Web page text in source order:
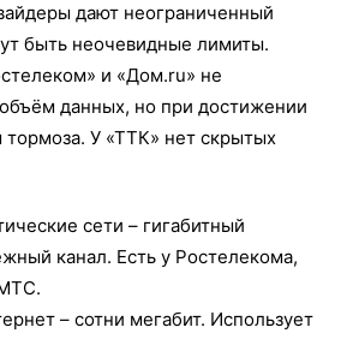
дают неограниченный
быть неочевидные лимиты.
и «Дом.ru» не
данных, но при достижении
У «ТТК» нет скрытых
сети – гигабитный
канал. Есть у Ростелекома,
– сотни мегабит. Использует